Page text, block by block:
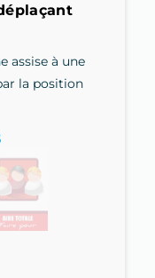
assise à une
la position